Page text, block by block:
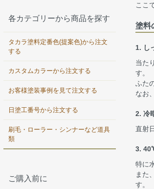
ここ
塗料
1. し
当た
す。
ふた
なお
2. 冷
直射
3.
特に
また
す。
各カテゴリーから商品を探す
タカラ塗料定番色(提案色)から注文
する
カスタムカラーから注文する
お客様塗装事例を見て注文する
日塗工番号から注文する
刷毛・ローラー・シンナーなど道具
類
ご購入前に